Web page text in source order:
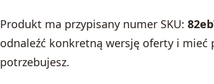
Produkt ma przypisany numer SKU:
odnaleźć konkretną wersję oferty i mieć
potrzebujesz.